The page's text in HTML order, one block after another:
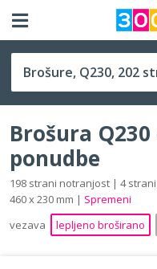
Q230 (230 x 230 mm)
Brošura
ponudbe
198 strani notranjost | 4
460 x 230 mm | Spremeni
vezava
lepljeno broširano